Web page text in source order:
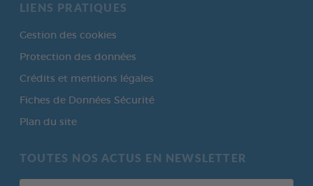
LIENS PRATIQUES
Gestion des cookies
Protection des données
Crédits et mentions légales
Fiches de Données Sécurité
Plan du site
TOUTES NOS ACTUS EN NEWSLETTER